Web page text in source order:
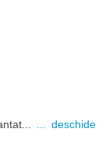
... deschide